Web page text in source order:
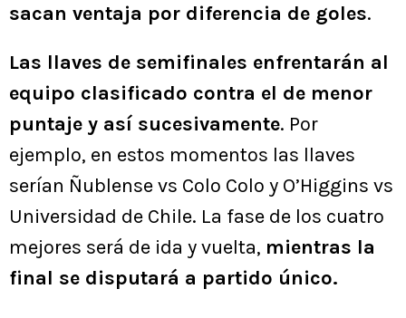
sacan ventaja por diferencia de goles.
Las llaves de semifinales enfrentarán al
equipo clasificado contra el de menor
puntaje y así sucesivamente. Por
ejemplo, en estos momentos las llaves
serían Ñublense vs Colo Colo y O’Higgins vs
Universidad de Chile. La fase de los cuatro
mejores será de ida y vuelta, mientras la
final se disputará a partido único.